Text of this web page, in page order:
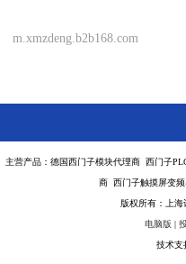
m.xmzdeng.b2b168.com
主营产品：德国西门子模块代理商 西门子
商 西门子触摸屏变
版权所有：上海
电脑版 |
技术支